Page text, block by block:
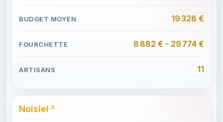
19 328 €
8 882 € - 29 774 €
11
Noisiel